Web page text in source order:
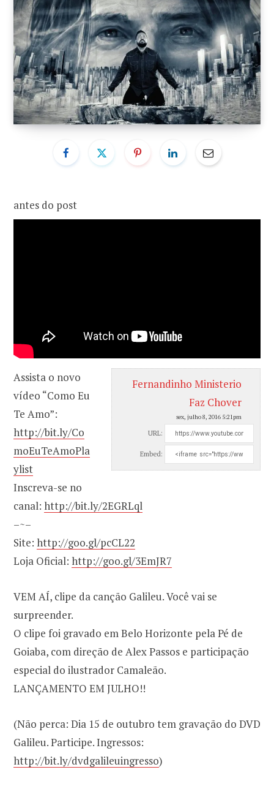
o
k
r
a
m
antes do post
Fernandinho Ministerio
Faz Chover
sex, julho 8, 2016 5:21pm
URL:
Embed:
Assista o novo
vídeo “Como Eu
Te Amo”:
http://bit.ly/Co
moEuTeAmoPla
ylist
Inscreva-se no
canal: http://bit.ly/2EGRLql
–~–
Site: http://goo.gl/pcCL22
Loja Oficial: http://goo.gl/3EmJR7
VEM AÍ, clipe da canção Galileu. Você vai se
surpreender.
O clipe foi gravado em Belo Horizonte pela Pé de
Goiaba, com direção de Alex Passos e participação
especial do ilustrador Camaleão.
LANÇAMENTO EM JULHO!!
(Não perca: Dia 15 de outubro tem gravação do DVD
Galileu. Participe. Ingressos:
http://bit.ly/dvdgalileuingresso)